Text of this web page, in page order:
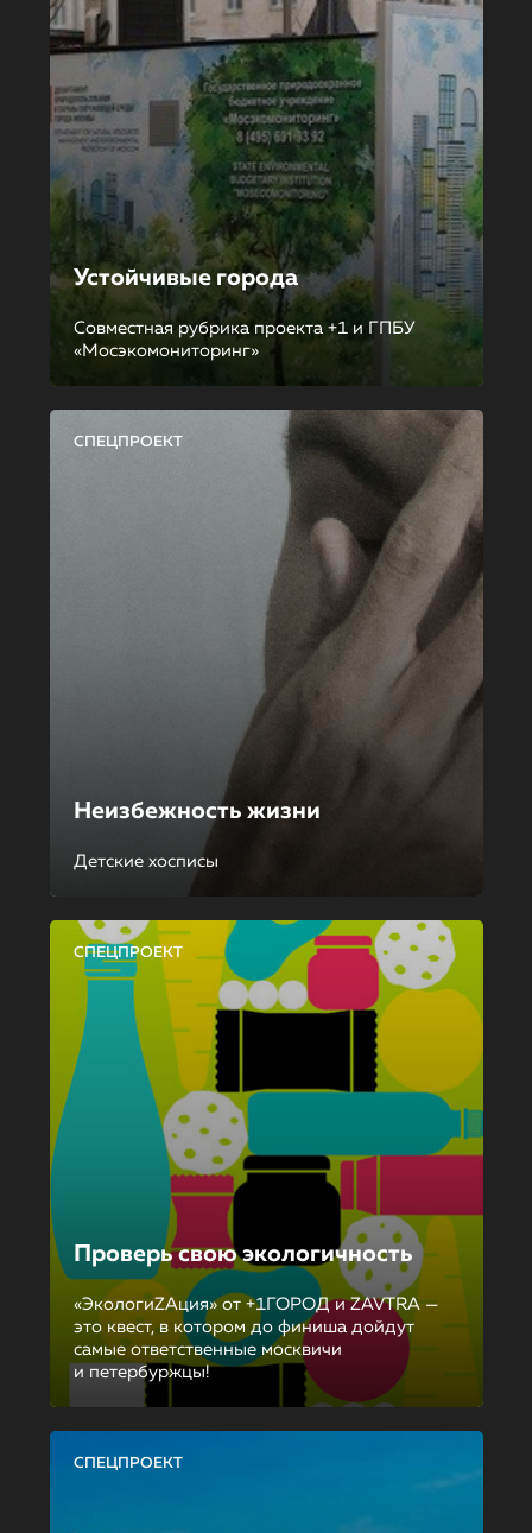
Устойчивые города
Совместная рубрика проекта +1 и ГПБУ
«Мосэкомониторинг»
СПЕЦПРОЕКТ
Неизбежность жизни
Детские хосписы
СПЕЦПРОЕКТ
Проверь свою экологичность
«ЭкологиZAция» от +1ГОРОД и ZAVTRA —
это квест, в котором до финиша дойдут
самые ответственные москвичи
и петербуржцы!
СПЕЦПРОЕКТ